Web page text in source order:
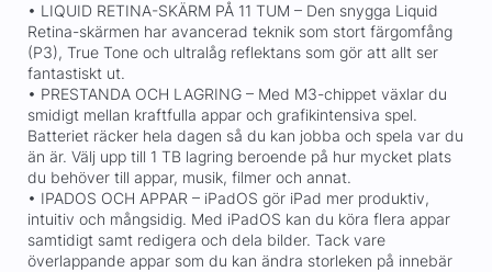
• LIQUID RETINA-SKÄRM PÅ 11 TUM – Den snygga Liquid
Retina-skärmen har avancerad teknik som stort färgomfång
(P3), True Tone och ultralåg reflektans som gör att allt ser
fantastiskt ut.
• PRESTANDA OCH LAGRING – Med M3-chippet växlar du
smidigt mellan kraftfulla appar och grafikintensiva spel.
Batteriet räcker hela dagen så du kan jobba och spela var du
än är. Välj upp till 1 TB lagring beroende på hur mycket plats
du behöver till appar, musik, filmer och annat.
• IPADOS OCH APPAR – iPadOS gör iPad mer produktiv,
intuitiv och mångsidig. Med iPadOS kan du köra flera appar
samtidigt samt redigera och dela bilder. Tack vare
överlappande appar som du kan ändra storleken på innebär